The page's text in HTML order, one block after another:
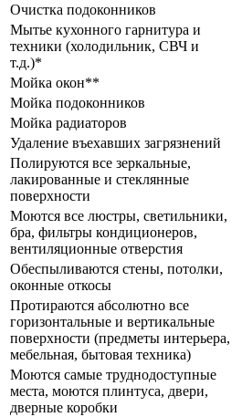
Очистка подоконников
Мытье кухонного гарнитура и
техники (холодильник, СВЧ и
т.д.)*
Мойка окон**
Мойка подоконников
Мойка радиаторов
Удаление въехавших загрязнений
Полируются все зеркальные,
лакированные и стеклянные
поверхности
Моются все люстры, светильники,
бра, фильтры кондиционеров,
вентиляционные отверстия
Обеспыливаются стены, потолки,
оконные откосы
Протираются абсолютно все
горизонтальные и вертикальные
поверхности (предметы интерьера,
мебельная, бытовая техника)
Моются самые труднодоступные
места, моются плинтуса, двери,
дверные коробки